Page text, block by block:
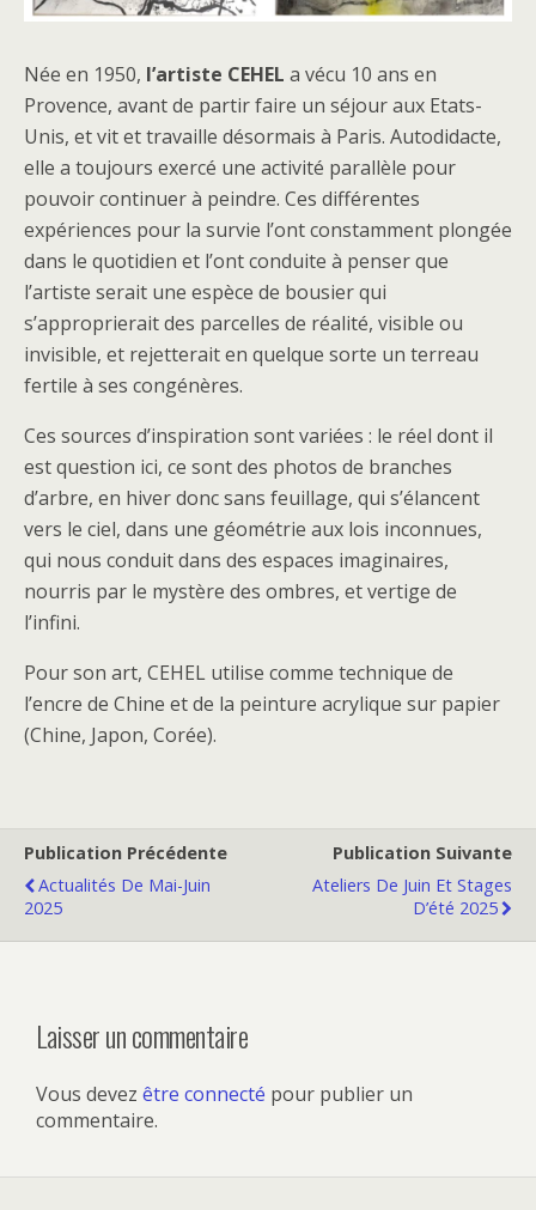
Née en 1950, l’artiste CEHEL a vécu 10 ans en
Provence, avant de partir faire un séjour aux Etats-
Unis, et vit et travaille désormais à Paris. Autodidacte,
elle a toujours exercé une activité parallèle pour
pouvoir continuer à peindre. Ces différentes
expériences pour la survie l’ont constamment plongée
dans le quotidien et l’ont conduite à penser que
l’artiste serait une espèce de bousier qui
s’approprierait des parcelles de réalité, visible ou
invisible, et rejetterait en quelque sorte un terreau
fertile à ses congénères.
Ces sources d’inspiration sont variées : le réel dont il
est question ici, ce sont des photos de branches
d’arbre, en hiver donc sans feuillage, qui s’élancent
vers le ciel, dans une géométrie aux lois inconnues,
qui nous conduit dans des espaces imaginaires,
nourris par le mystère des ombres, et vertige de
l’infini.
Pour son art, CEHEL utilise comme technique de
l’encre de Chine et de la peinture acrylique sur papier
(Chine, Japon, Corée).
Publication Précédente
Actualités De Mai-Juin
2025
Publication Suivante
Ateliers De Juin Et Stages
D’été 2025
Laisser un commentaire
Vous devez être connecté pour publier un
commentaire.